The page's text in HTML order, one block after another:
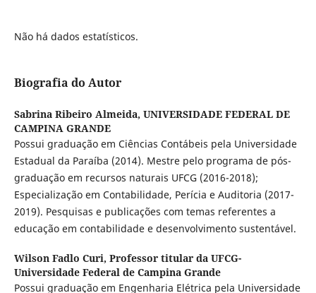
Não há dados estatísticos.
Biografia do Autor
Sabrina Ribeiro Almeida, UNIVERSIDADE FEDERAL DE
CAMPINA GRANDE
Possui graduação em Ciências Contábeis pela Universidade
Estadual da Paraíba (2014). Mestre pelo programa de pós-
graduação em recursos naturais UFCG (2016-2018);
Especialização em Contabilidade, Perícia e Auditoria (2017-
2019). Pesquisas e publicações com temas referentes a
educação em contabilidade e desenvolvimento sustentável.
Wilson Fadlo Curi, Professor titular da UFCG-
Universidade Federal de Campina Grande
Possui graduação em Engenharia Elétrica pela Universidade